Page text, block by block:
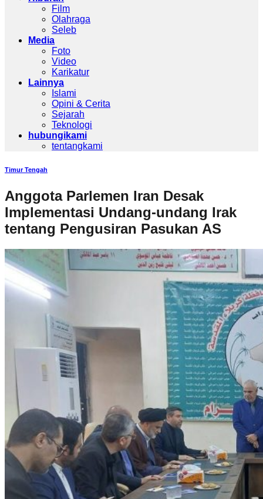
Film
Olahraga
Seleb
Media
Foto
Video
Karikatur
Lainnya
Islami
Opini & Cerita
Sejarah
Teknologi
hubungikami
tentangkami
Timur Tengah
Anggota Parlemen Iran Desak
Implementasi Undang-undang Irak
tentang Pengusiran Pasukan AS